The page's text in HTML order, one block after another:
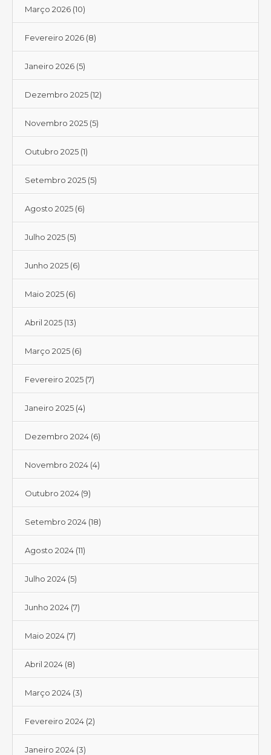
Março 2026 (10)
Fevereiro 2026 (8)
Janeiro 2026 (5)
Dezembro 2025 (12)
Novembro 2025 (5)
Outubro 2025 (1)
Setembro 2025 (5)
Agosto 2025 (6)
Julho 2025 (5)
Junho 2025 (6)
Maio 2025 (6)
Abril 2025 (13)
Março 2025 (6)
Fevereiro 2025 (7)
Janeiro 2025 (4)
Dezembro 2024 (6)
Novembro 2024 (4)
Outubro 2024 (9)
Setembro 2024 (18)
Agosto 2024 (11)
Julho 2024 (5)
Junho 2024 (7)
Maio 2024 (7)
Abril 2024 (8)
Março 2024 (3)
Fevereiro 2024 (2)
Janeiro 2024 (3)